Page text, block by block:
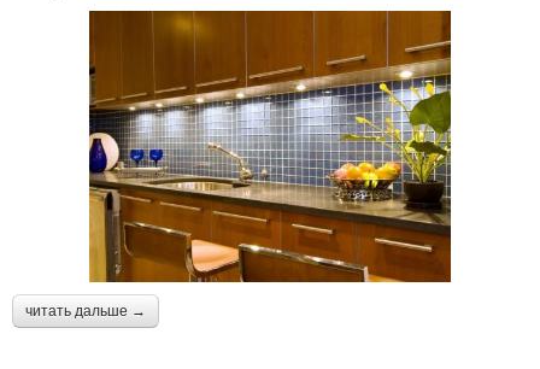
читать дальше →